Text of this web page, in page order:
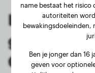
Laatste
Collie-
name bestaat het risico
autoriteiten
bewakingsdoeleinden,
Ben je jonger dan 16
geven voor